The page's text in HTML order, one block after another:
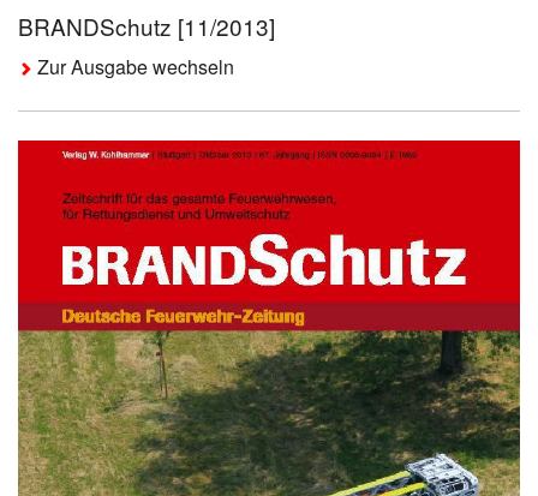
BRANDSchutz [11/2013]
Zur Ausgabe wechseln